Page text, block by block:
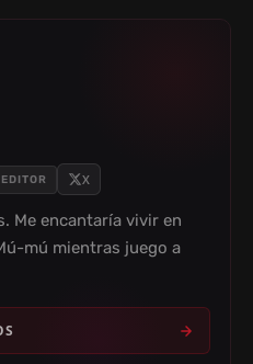
EDITOR X
Me encantaría vivir en
mú mientras juego a